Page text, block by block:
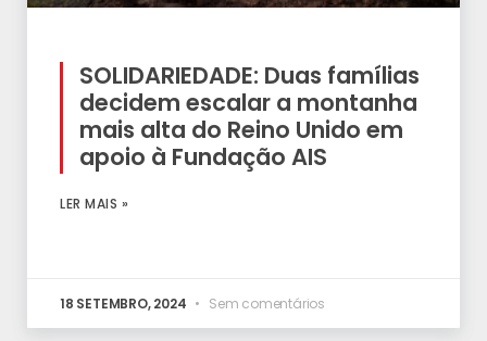
SOLIDARIEDADE: Duas famílias
decidem escalar a montanha
mais alta do Reino Unido em
apoio à Fundação AIS
LER MAIS »
18 SETEMBRO, 2024 Sem comentários